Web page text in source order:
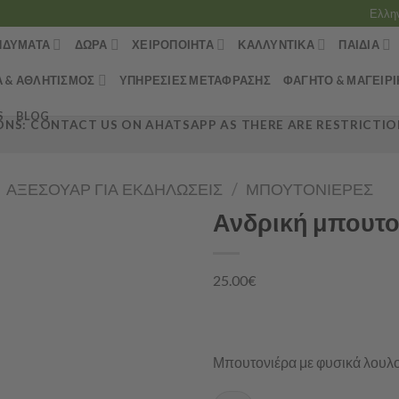
ΔΏΡΑ ΧΕΙΡΟΠΟΊΗΤΑ ΚΑΛΛΥΝΤΙΚΆ ΠΑΙΔΙΆ
& ΑΘΛΗΤΙΣΜΌΣ ΥΠΗΡΕΣΊΕΣ ΜΕΤΆΦΡΑΣΗΣ ΦΑΓΗΤΌ &
BLOG
CONTACT US ON AHATSAPP AS THERE ARE
ΑΞΕΣΟΥΆΡ ΓΙΑ ΕΚΔΗΛΏΣΕΙΣ / ΜΠΟΥΤΟΝΙΈΡΕΣ
Ανδρική
25.00€
Μπουτονιέρα με φυσικά